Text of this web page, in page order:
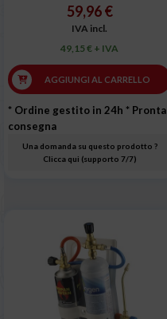
59,96 €
IVA incl.
49,15 € + IVA
AGGIUNGI AL CARRELLO
* Ordine gestito in 24h * Pronta
consegna
Una domanda su questo prodotto ?
Clicca qui (supporto 7/7)